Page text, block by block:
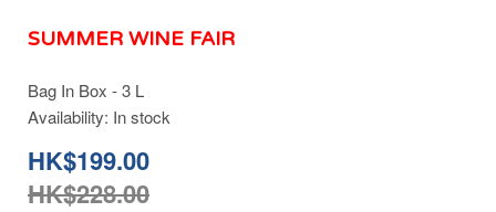
SUMMER WINE FAIR
Bag In Box - 3 L
Availability: In stock
HK$199.00
HK$228.00